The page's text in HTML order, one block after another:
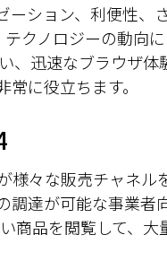
ション、利便性、
クノロジーの動向
、迅速なブラウザ
に役立ちます。
々な販売チャネ
調達が可能な事業
商品を閲覧して、大